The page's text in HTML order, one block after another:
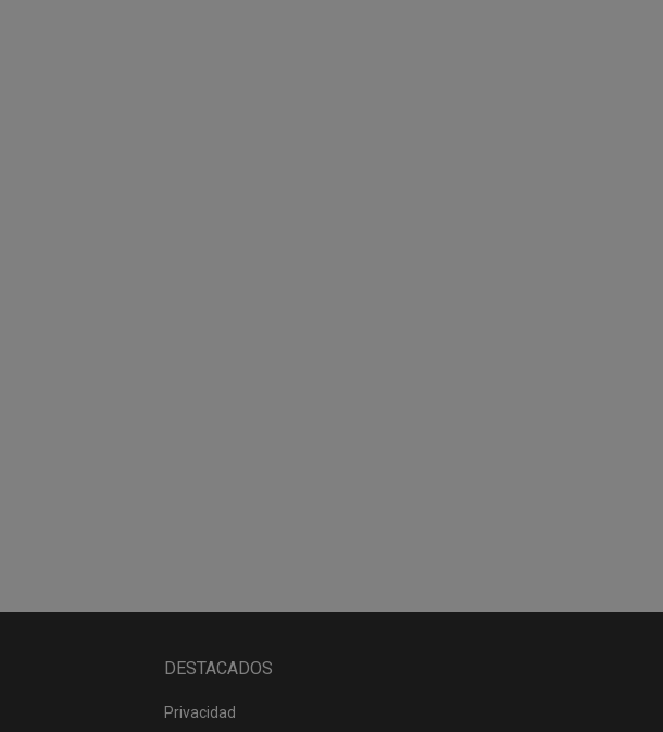
DESTACADOS
Privacidad